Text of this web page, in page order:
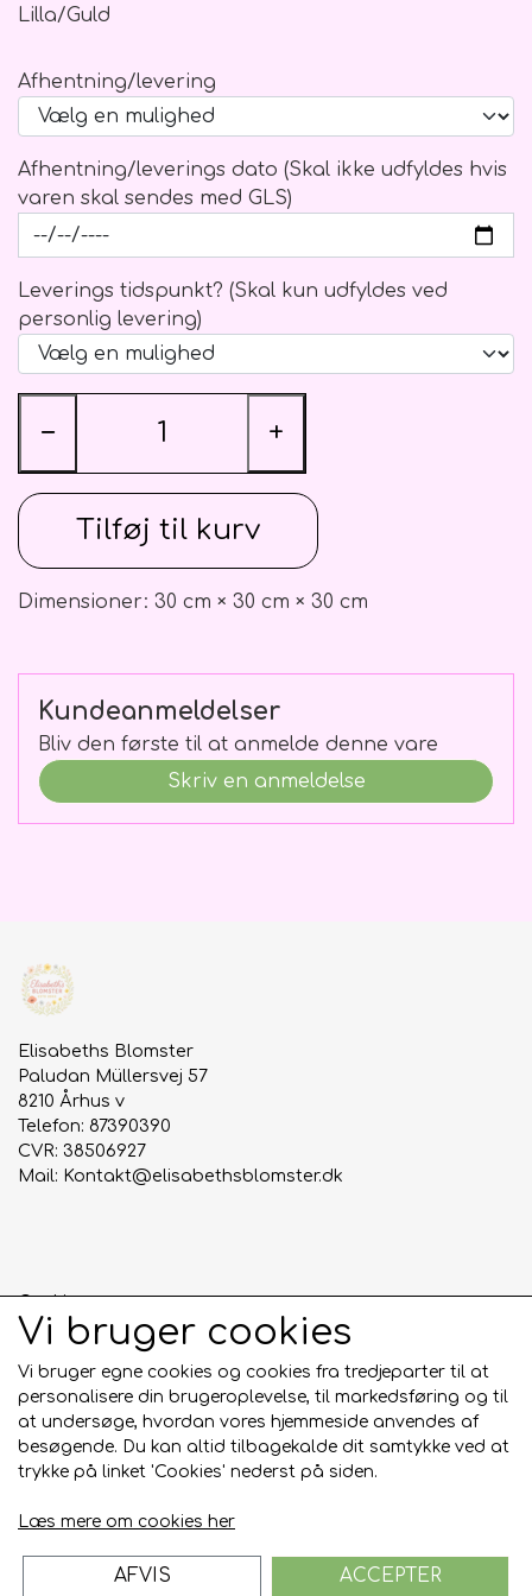
Lilla/Guld
Afhentning/levering
Afhentning/leverings dato (Skal ikke udfyldes hvis
varen skal sendes med GLS)
Leverings tidspunkt? (Skal kun udfyldes ved
personlig levering)
− +
Tilføj til kurv
Dimensioner: 30 cm × 30 cm × 30 cm
Kundeanmeldelser
Bliv den første til at anmelde denne vare
Skriv en anmeldelse
Elisabeths Blomster
Paludan Müllersvej 57
8210 Århus v
Telefon: 87390390
CVR: 38506927
Mail: Kontakt@elisabethsblomster.dk
Cookies
Anmeldelser
Salgs- og leveringsbetingelser
Sociale medier
Vi bruger cookies
Vi bruger egne cookies og cookies fra tredjeparter til at
personalisere din brugeroplevelse, til markedsføring og til
at undersøge, hvordan vores hjemmeside anvendes af
besøgende. Du kan altid tilbagekalde dit samtykke ved at
trykke på linket 'Cookies' nederst på siden.
Læs mere om cookies her
AFVIS ACCEPTER